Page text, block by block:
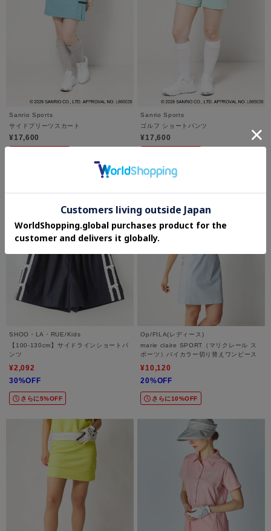
Sanrio Sports
サイドプリーツスカート
¥17,600
Sanrio Sports
ゴルフ ショートパンツ
¥17,600
SHOO・LA・RUE/Kids
【100-130cm】サイドラインショートパ
ンツ
¥2,092
30%OFF
さらに5%OFF
Op/FILA(レディース)
marie claire SPORT（マリクレール ス
ポーツ）バイカラー切り替えワンピース
¥10,120
20%OFF
さらに10%OFF